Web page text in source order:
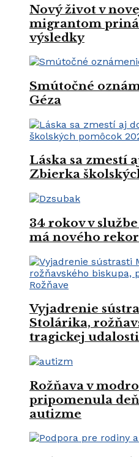
Nový život v
migrantom
výsledky
Smútočné
Géza
Láska sa zmestí
Zbierka
34 rokov v
má nového
Vyjadrenie
Stolárika,
tragickej udalosti
Rožňava v
pripomenula
autizme